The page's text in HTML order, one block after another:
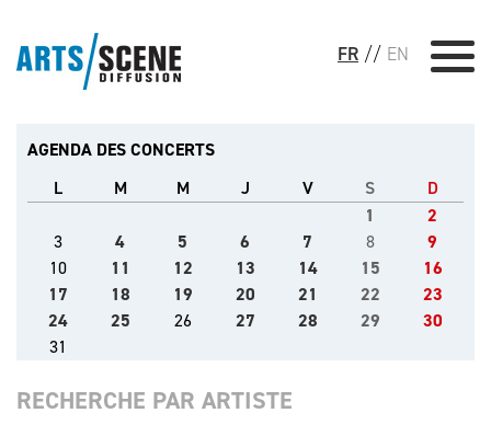
FR // EN
AGENDA DES CONCERTS
L
M M J V S
D
1
2
3
4 5 6 7 8
9
10
11 12 13 14 15
16
17
18 19 20 21 22
23
24
25 26 27 28 29
30
31
RECHERCHE PAR ARTISTE